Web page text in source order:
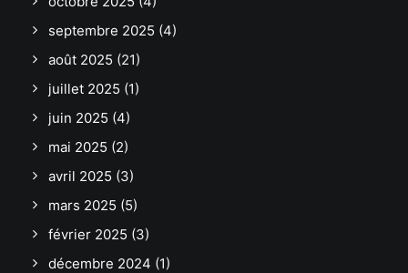
septembre 2025 (4)
août 2025 (21)
juillet 2025 (1)
juin 2025 (4)
mai 2025 (2)
avril 2025 (3)
mars 2025 (5)
février 2025 (3)
décembre 2024 (1)